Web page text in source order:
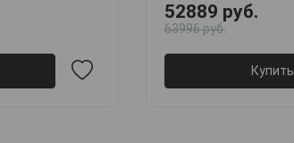
52889 руб.
63996 руб.
Купить